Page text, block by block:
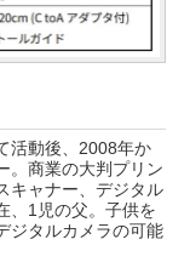
活動後、2008年か
。商業の大判プリン
キャナー、デジタル
、1児の父。子供を
ジタルカメラの可能